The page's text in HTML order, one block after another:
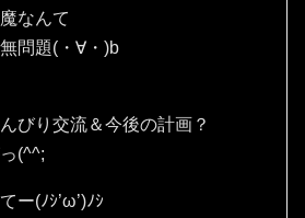
なんて
問題(・∀・)b
びり交流＆今後の計画？
(^^;
ー(ﾉｼ’ω’)ﾉｼ